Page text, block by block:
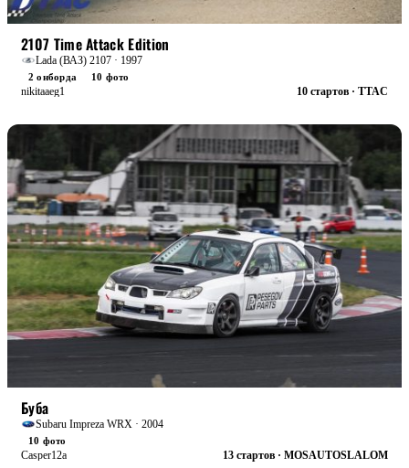
2107 Time Attack Edition
Lada (ВАЗ) 2107 · 1997
2 онборда
10 фото
nikitaaeg1
10 стартов · TTAC
Буба
Subaru Impreza WRX · 2004
10 фото
Casper12a
13 стартов · MOSAUTOSLALOM